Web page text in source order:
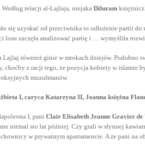
relacji al-Lajlaja, niejaka Diluram
się uzyskać od przeciwnika to odłożenie partii
zaczęła analizować partię i … wymyśliła
również ginie w mrokach dziejów. Podobno
choćby z racji tego, że pozycja kobiety w
muzułmanów.
I, caryca Katarzyna II, Joanna księżna
I, pani Clair Elisabeth Jeanne Gravier de
niemal sto lat później. Czy grali w słynnej
w prywatnym apartamencie. A że pani na